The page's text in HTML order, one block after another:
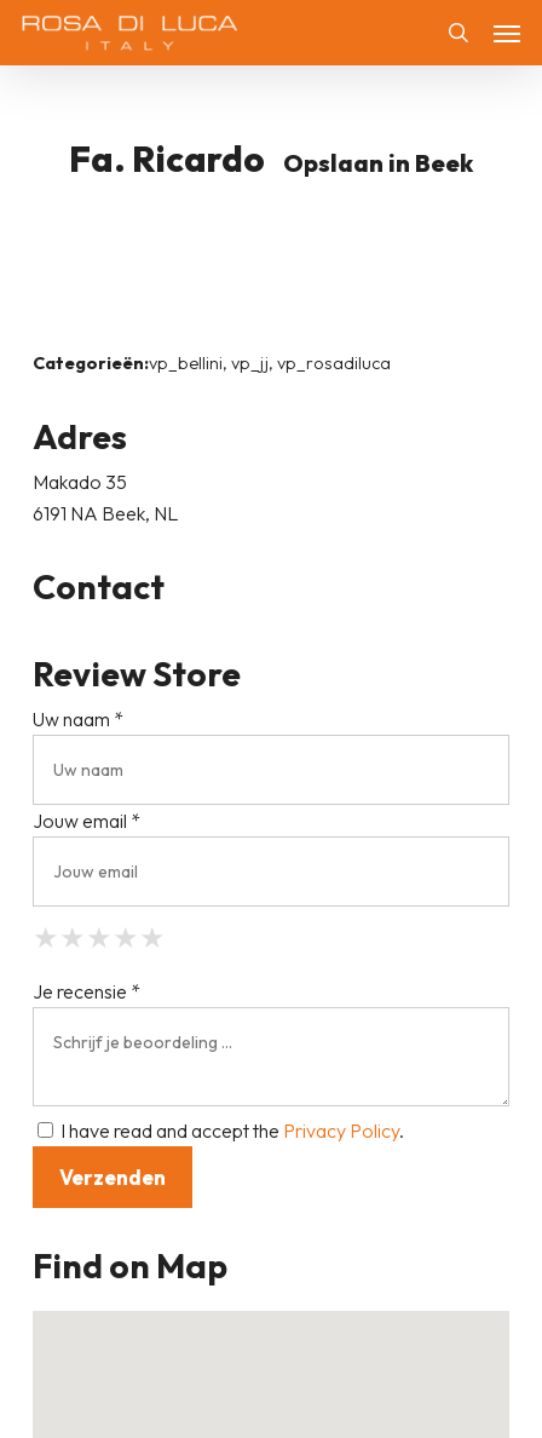
Skip
Fa. Ricardo Opslaan in Beek
Categorieën:vp_bellini, vp_jj, vp_rosadiluca
Adres
Makado 35
6191 NA Beek, NL
Contact
Review Store
Uw naam *
Jouw email *
★
★ ★
★ ★ ★
★ ★ ★ ★
★ ★ ★ ★ ★
Je recensie *
I have read and accept the Privacy Policy.
Find on Map